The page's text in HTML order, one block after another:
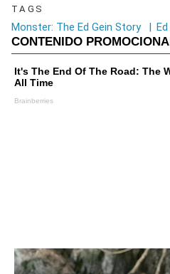
TAGS
Monster: The Ed Gein Story |